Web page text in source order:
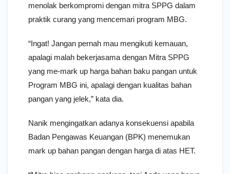
menolak berkompromi dengan mitra SPPG dalam
praktik curang yang mencemari program MBG.
“Ingat! Jangan pernah mau mengikuti kemauan,
apalagi malah bekerjasama dengan Mitra SPPG
yang me-mark up harga bahan baku pangan untuk
Program MBG ini, apalagi dengan kualitas bahan
pangan yang jelek,” kata dia.
Nanik mengingatkan adanya konsekuensi apabila
Badan Pengawas Keuangan (BPK) menemukan
mark up bahan pangan dengan harga di atas HET.